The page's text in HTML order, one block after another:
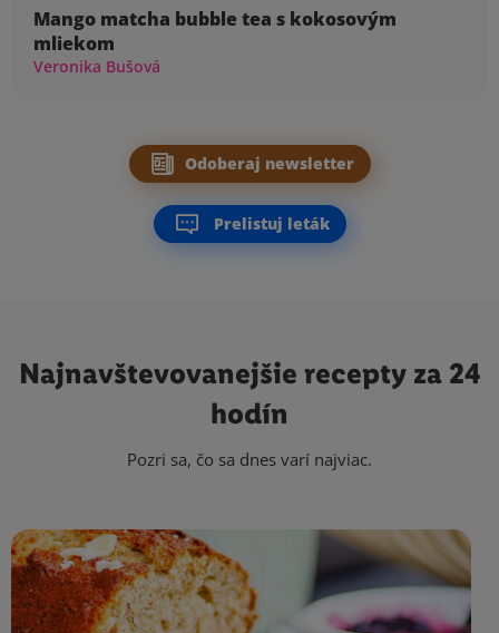
Mango matcha bubble tea s kokosovým
mliekom
Veronika Bušová
Odoberaj newsletter
Prelistuj leták
Najnavštevovanejšie recepty za 24
hodín
Pozri sa, čo sa dnes varí najviac.